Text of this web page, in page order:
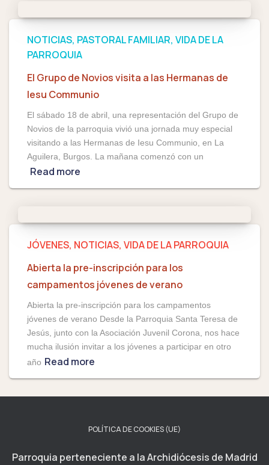
NOTICIAS PASTORAL FAMILIAR VIDA DE LA
PARROQUIA
El Grupo de Novios visita a las Hermanas de
Iesu Communio
El sábado 18 de abril, una representación del Grupo de
Novios de la parroquia vivió una jornada muy especial
visitando a las Hermanas de Iesu Communio, en La
Aguilera, Burgos. La mañana comenzó con un
Read more
JÓVENES NOTICIAS VIDA DE LA PARROQUIA
Abierta la pre-inscripción para los
campamentos jóvenes de verano
Abierta la pre-inscripción para los campamentos
jóvenes de verano Desde la Parroquia Santa Teresa de
Jesús, junto con la Asociación Juvenil Corona, nos hace
mucha ilusión invitar a los jóvenes a participar en otro
año Read more
POLÍTICA DE COOKIES (UE)
Parroquia perteneciente a la Archidiócesis de Madrid